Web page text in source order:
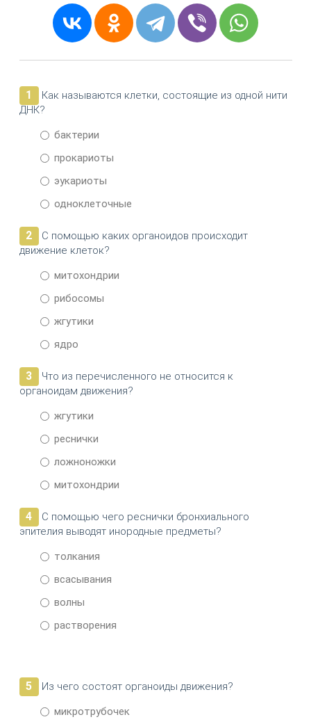
1
Как называются клетки, состоящие из одной нити
ДНК?
бактерии
прокариоты
эукариоты
одноклеточные
2
С помощью каких органоидов происходит
движение клеток?
митохондрии
рибосомы
жгутики
ядро
3
Что из перечисленного не относится к
органоидам движения?
жгутики
реснички
ложноножки
митохондрии
4
С помощью чего реснички бронхиального
эпителия выводят инородные предметы?
толкания
всасывания
волны
растворения
5
Из чего состоят органоиды движения?
микротрубочек